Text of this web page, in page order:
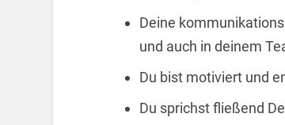
Deine
und auch in deinem
Du bist motiviert und
Du sprichst fließend